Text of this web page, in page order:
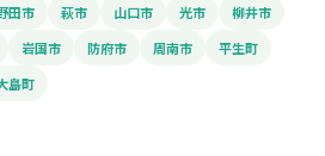
田市 萩市 山口市 光市
柳井市
岩国市 防府市 周南市
平生町
島町